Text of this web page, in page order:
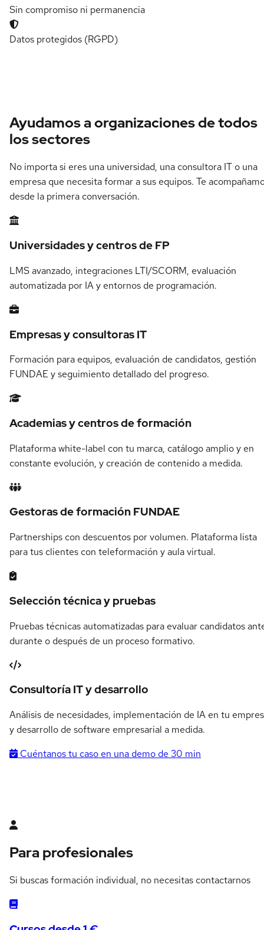
Sin compromiso ni permanencia
Datos protegidos (RGPD)
Ayudamos a organizaciones de todos
los sectores
No importa si eres una universidad, una consultora IT o una
empresa que necesita formar a sus equipos. Te
desde la primera conversación.
Universidades y centros de FP
LMS avanzado, integraciones LTI/SCORM, evaluación
automatizada por IA y entornos de programación.
Empresas y consultoras IT
Formación para equipos, evaluación de candidatos, gestión
FUNDAE y seguimiento detallado del progreso.
Academias y centros de formación
Plataforma white-label con tu marca, catálogo amplio y en
constante evolución, y creación de contenido a medida.
Gestoras de formación FUNDAE
Partnerships con descuentos por volumen. Plataforma lista
para tus clientes con teleformación y aula virtual.
Selección técnica y pruebas
Pruebas técnicas automatizadas para evaluar candidatos
durante o después de un proceso formativo.
Consultoría IT y desarrollo
Análisis de necesidades, implementación de IA en tu
y desarrollo de software empresarial a medida.
Cuéntanos tu caso en una demo de 30 min
Para profesionales
Si buscas formación individual, no necesitas contactarnos